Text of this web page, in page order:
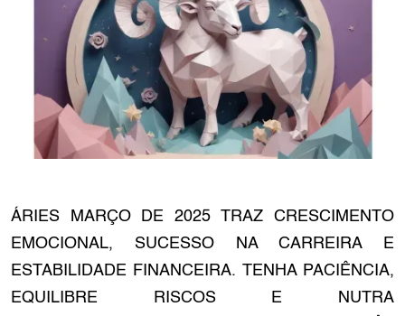
ÁRIES MARÇO DE 2025 TRAZ CRESCIMENTO
EMOCIONAL, SUCESSO NA CARREIRA E
ESTABILIDADE FINANCEIRA. TENHA PACIÊNCIA,
EQUILIBRE RISCOS E NUTRA